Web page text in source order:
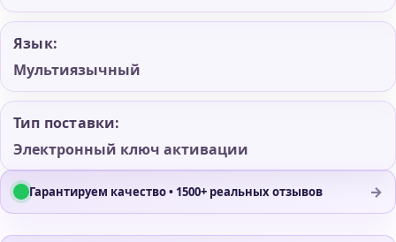
Язык:
Мультиязычный
Тип поставки:
Электронный ключ активации
Гарантируем качество • 1500+ реальных отзывов →